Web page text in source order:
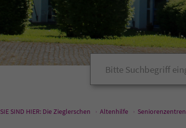
SIE SIND HIER: Die Zieglerschen Altenhilfe Seniorenzentren